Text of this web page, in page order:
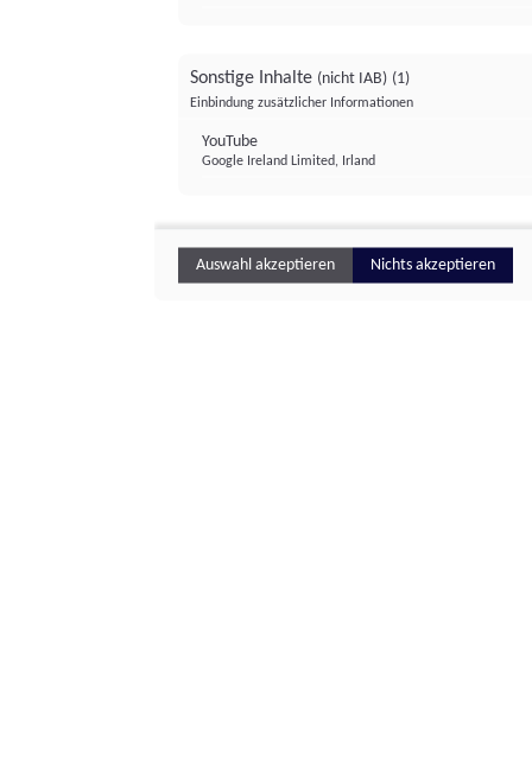
Sonstige Inhalte (nicht IAB) (1)
Einbindung zusätzlicher Informationen
YouTube
Google Ireland Limited, Irland
Auswahl akzeptieren Nichts akzeptieren